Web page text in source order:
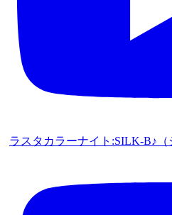
ラスタカラーナイト:SILK-B♪（